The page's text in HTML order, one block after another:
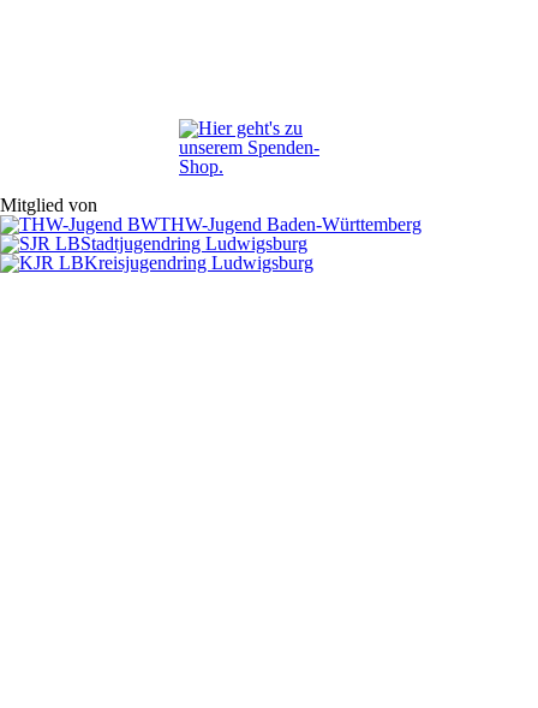
Mitglied von
THW-Jugend Baden-Württemberg
Stadtjugendring Ludwigsburg
Kreisjugendring Ludwigsburg